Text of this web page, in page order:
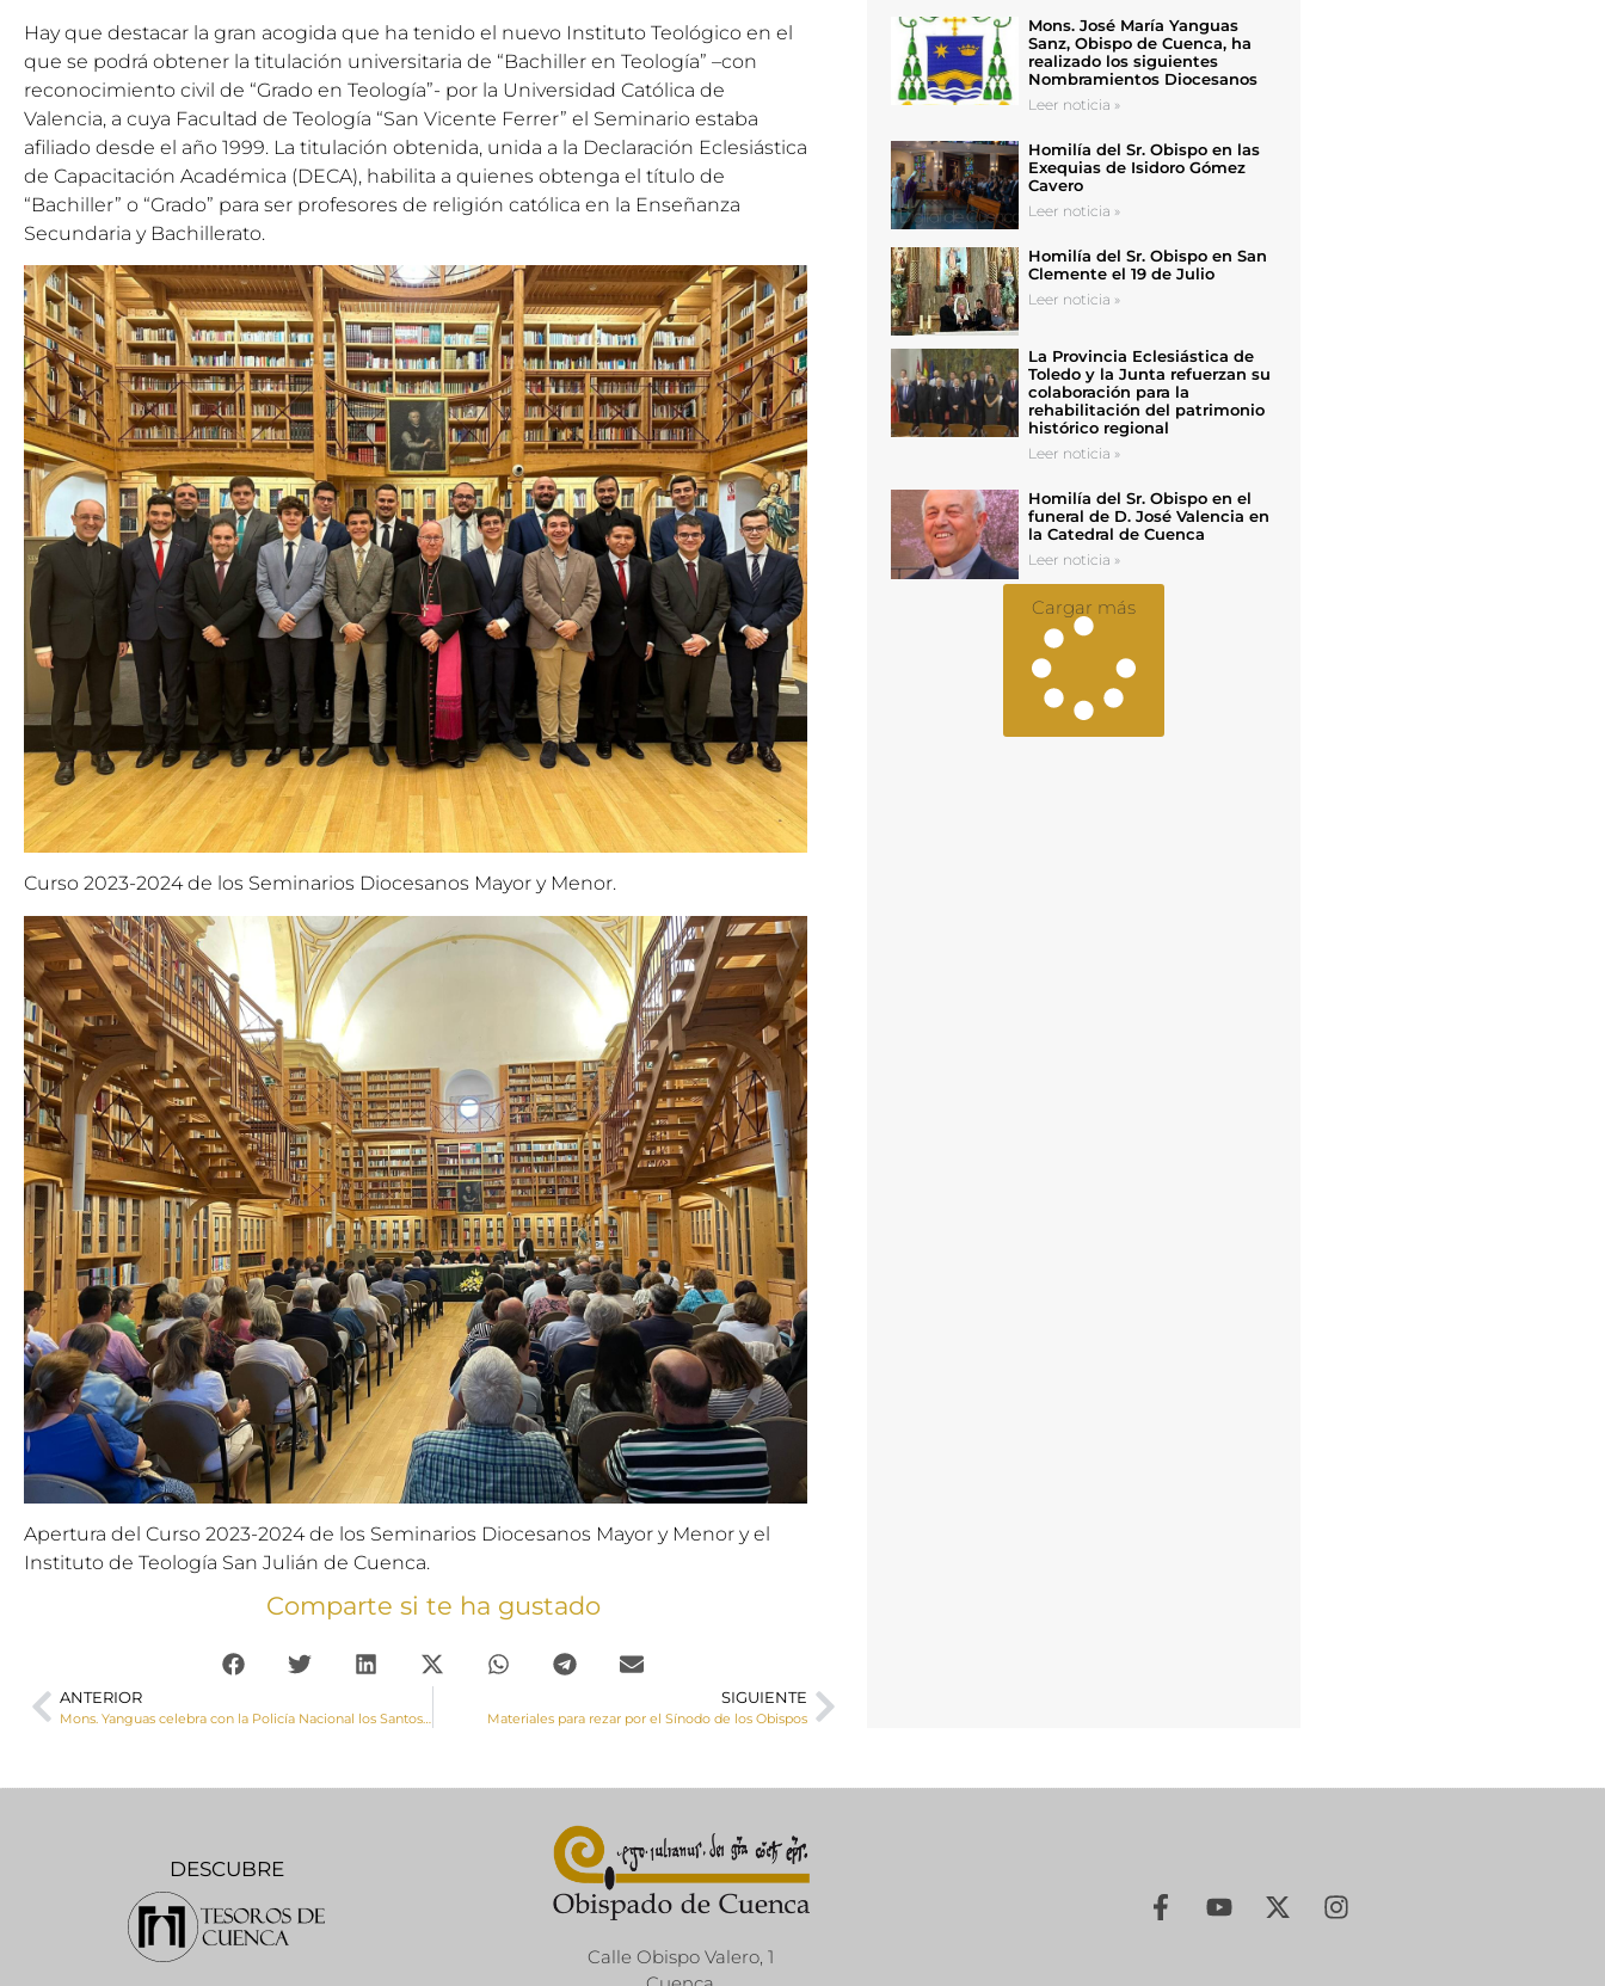
Hay que destacar la gran acogida que ha tenido el nuevo Instituto Teológico en el
que se podrá obtener la titulación universitaria de “Bachiller en Teología” –con
reconocimiento civil de “Grado en Teología”- por la Universidad Católica de
Valencia, a cuya Facultad de Teología “San Vicente Ferrer” el Seminario estaba
afiliado desde el año 1999. La titulación obtenida, unida a la Declaración Eclesiástica
de Capacitación Académica (DECA), habilita a quienes obtenga el título de
“Bachiller” o “Grado” para ser profesores de religión católica en la Enseñanza
Secundaria y Bachillerato.
Curso 2023-2024 de los Seminarios Diocesanos Mayor y Menor.
Apertura del Curso 2023-2024 de los Seminarios Diocesanos Mayor y Menor y el
Instituto de Teología San Julián de Cuenca.
Comparte si te ha gustado
ANTERIOR SIGUIENTE
Materiales para rezar por el Sínodo de los Obispos
Mons. José María Yanguas
Sanz, Obispo de Cuenca, ha
realizado los siguientes
Nombramientos Diocesanos
Leer noticia »
Homilía del Sr. Obispo en las
Exequias de Isidoro Gómez
Cavero
Leer noticia »
Homilía del Sr. Obispo en San
Clemente el 19 de Julio
Leer noticia »
La Provincia Eclesiástica de
Toledo y la Junta refuerzan su
colaboración para la
rehabilitación del patrimonio
histórico regional
Leer noticia »
Homilía del Sr. Obispo en el
funeral de D. José Valencia en
la Catedral de Cuenca
Leer noticia »
Cargar más
DESCUBRE
Calle Obispo Valero, 1